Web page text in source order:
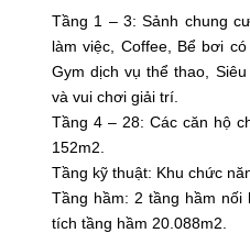
Tầng 1 – 3: Sảnh chung
làm việc, Coffee, Bể bơi
Gym dịch vụ thể thao,
và vui chơi giải trí.
Tầng 4 – 28: Các căn hộ
152m2.
Tầng kỹ thuật: Khu chức
Tầng hầm: 2 tầng hầm nối
tích tầng hầm 20.088m2.